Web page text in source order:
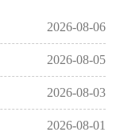
2026-08-06
2026-08-05
2026-08-03
2026-08-01